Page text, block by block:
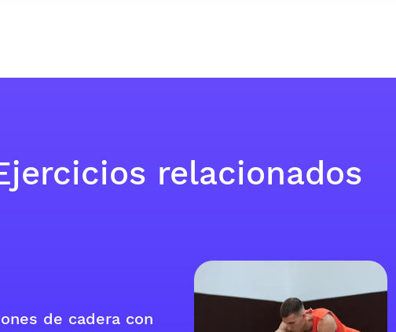
relacionados
de cadera con